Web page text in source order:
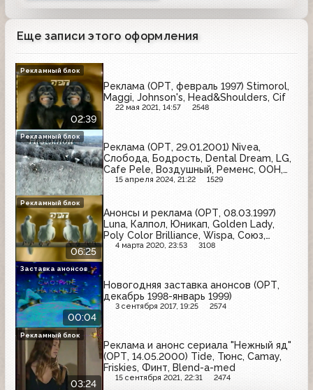
Еще записи этого оформления
02:39
Реклама (ОРТ, февраль 1997) Stimorol,
Maggi, Johnson's, Head&Shoulders, Cif
22 мая 2021, 14:57 2548
Рекламный блок
Реклама (ОРТ, 29.01.2001) Nivea,
Слобода, Бодрость, Dental Dream, LG,
Cafe Pele, Воздушный, Ременс, OOH,
Halls, Пенталгин
15 апреля 2024, 21:22 1529
Рекламный блок
06:25
Анонсы и реклама (ОРТ, 08.03.1997)
Luna, Калпол, Юникап, Golden Lady,
Poly Color Brilliance, Wispa, Союз,
Дуовит, Tic Tac
4 марта 2020, 23:53 3108
Рекламный блок
00:04
Новогодняя заставка анонсов (ОРТ,
декабрь 1998-январь 1999)
3 сентября 2017, 19:25 2574
Заставка анонсов
03:24
Реклама и анонс сериала "Нежный яд"
(ОРТ, 14.05.2000) Tide, Тюнс, Camay,
Friskies, Финт, Blend-a-med
15 сентября 2021, 22:31 2474
Рекламный блок